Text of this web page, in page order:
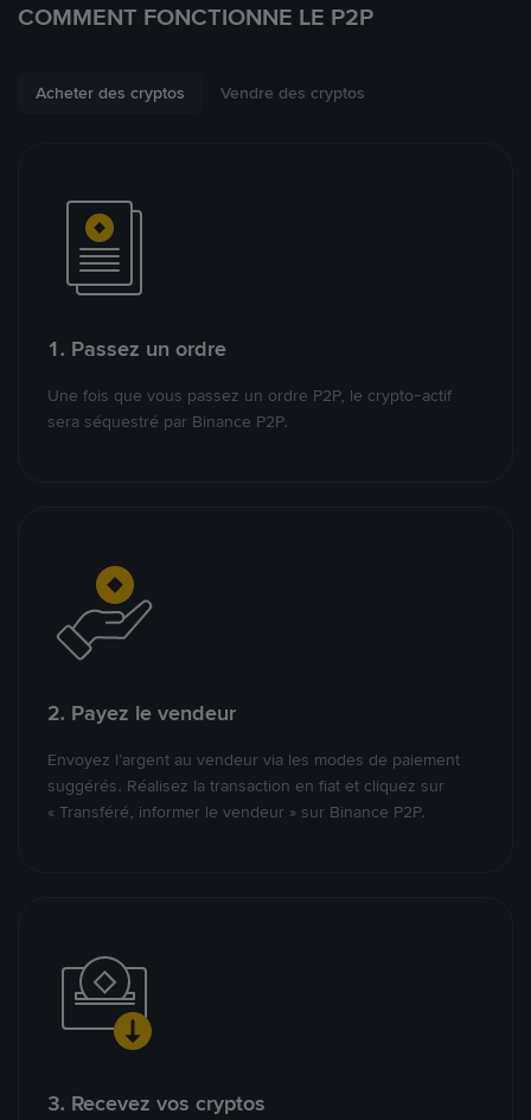
COMMENT FONCTIONNE LE P2P
Acheter des cryptos Vendre des cryptos
1. Passez un ordre
Une fois que vous passez un ordre P2P, le crypto-actif
sera séquestré par Binance P2P.
2. Payez le vendeur
Envoyez l’argent au vendeur via les modes de paiement
suggérés. Réalisez la transaction en fiat et cliquez sur
« Transféré, informer le vendeur » sur Binance P2P.
3. Recevez vos cryptos